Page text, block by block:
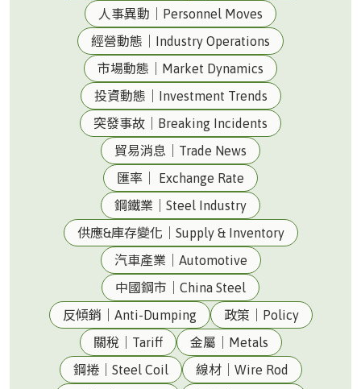
人事異動｜Personnel Moves
經營動態｜Industry Operations
市場動態｜Market Dynamics
投資動態｜Investment Trends
突發事故｜Breaking Incidents
貿易消息｜Trade News
匯率｜ Exchange Rate
鋼鐵業｜Steel Industry
供應&庫存變化｜Supply & Inventory
汽車產業｜Automotive
中國鋼市｜China Steel
反傾銷｜Anti-Dumping
政策｜Policy
關稅｜Tariff
金屬｜Metals
鋼捲｜Steel Coil
線材｜Wire Rod